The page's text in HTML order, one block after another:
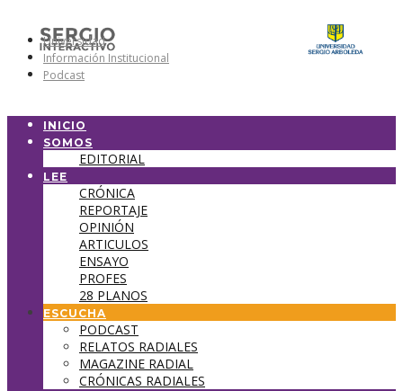
Universidad
Información Institucional
Podcast
INICIO
SOMOS
EDITORIAL
LEE
CRÓNICA
REPORTAJE
OPINIÓN
ARTICULOS
ENSAYO
PROFES
28 PLANOS
ESCUCHA
PODCAST
RELATOS RADIALES
MAGAZINE RADIAL
CRÓNICAS RADIALES